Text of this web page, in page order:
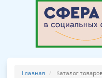
Главная Каталог